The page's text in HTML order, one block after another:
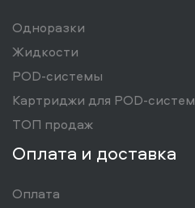
Одноразки
Жидкости
POD-системы
Картриджи для POD-систем
ТОП продаж
Оплата и доставка
Оплата